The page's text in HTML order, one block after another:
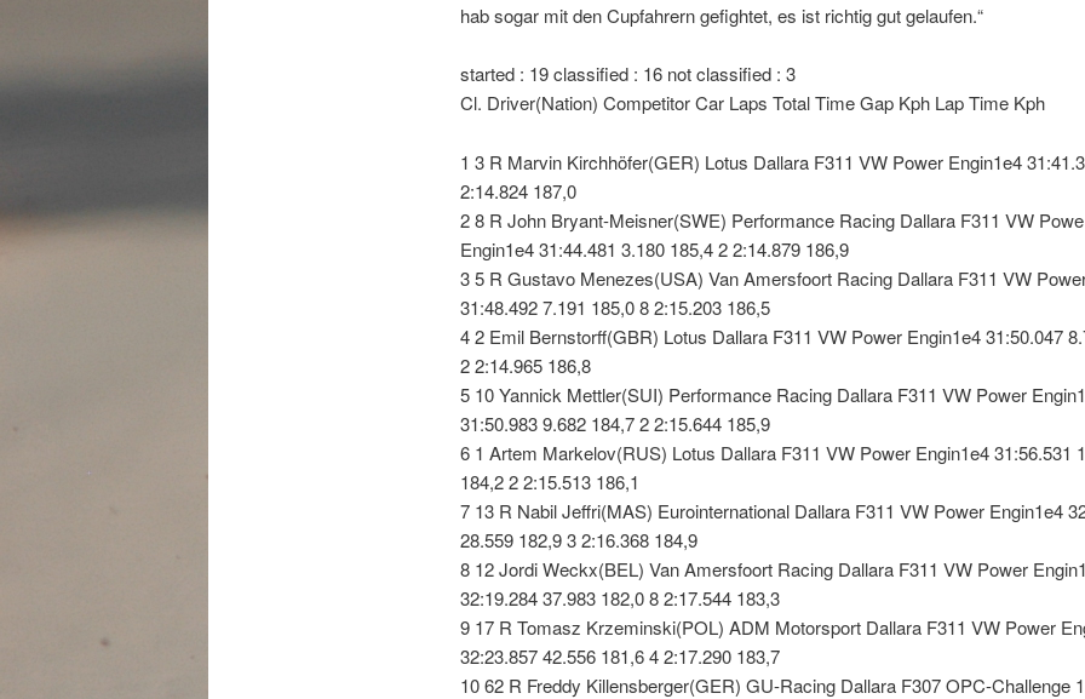
hab sogar mit den Cupfahrern gefightet, es ist richtig gut gelaufen.“
started : 19 classified : 16 not classified : 3
Cl. Driver(Nation) Competitor Car Laps Total Time Gap Kph Lap Time Kph
1 3 R Marvin Kirchhöfer(GER) Lotus Dallara F311 VW Power Engin1e4
2:14.824 187,0
2 8 R John Bryant-Meisner(SWE) Performance Racing Dallara F311 VW
Engin1e4 31:44.481 3.180 185,4 2 2:14.879 186,9
3 5 R Gustavo Menezes(USA) Van Amersfoort Racing Dallara F311 VW
31:48.492 7.191 185,0 8 2:15.203 186,5
4 2 Emil Bernstorff(GBR) Lotus Dallara F311 VW Power Engin1e4 31:50.047
2 2:14.965 186,8
5 10 Yannick Mettler(SUI) Performance Racing Dallara F311 VW Power
31:50.983 9.682 184,7 2 2:15.644 185,9
6 1 Artem Markelov(RUS) Lotus Dallara F311 VW Power Engin1e4 31:56.531
184,2 2 2:15.513 186,1
7 13 R Nabil Jeffri(MAS) Eurointernational Dallara F311 VW Power Engin1e4
28.559 182,9 3 2:16.368 184,9
8 12 Jordi Weckx(BEL) Van Amersfoort Racing Dallara F311 VW Power
32:19.284 37.983 182,0 8 2:17.544 183,3
9 17 R Tomasz Krzeminski(POL) ADM Motorsport Dallara F311 VW Power
32:23.857 42.556 181,6 4 2:17.290 183,7
10 62 R Freddy Killensberger(GER) GU-Racing Dallara F307 OPC-Challenge